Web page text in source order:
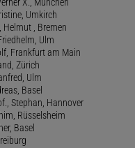
Umkirch
Helmut , Bremen
Ulm
Frankfurt am Main
Zürich
Ulm
Basel
Stephan, Hannover
Rüsselsheim
Basel